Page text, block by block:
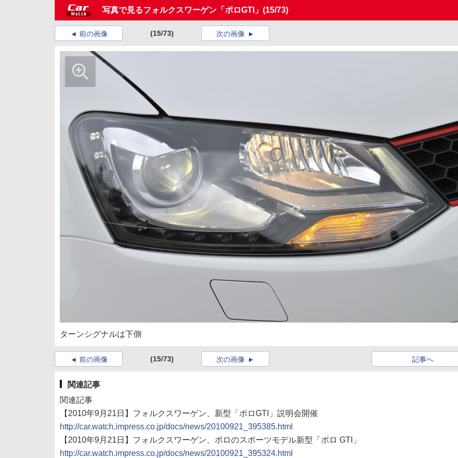
写真で見るフォルクスワーゲン「ポロGTI」 (15/73)
前の画像 (15/73) 次の画像
ターンシグナルは下側
前の画像 (15/73) 記事へ
次の画像
関連記事
関連記事
【2010年9月21日】フォルクスワーゲン、新型「ポロGTI」説明会開催
http://car.watch.impress.co.jp/docs/news/20100921_395385.html
【2010年9月21日】フォルクスワーゲン、ポロのスポーツモデル新型「ポロ GTI」
http://car.watch.impress.co.jp/docs/news/20100921_395324.html